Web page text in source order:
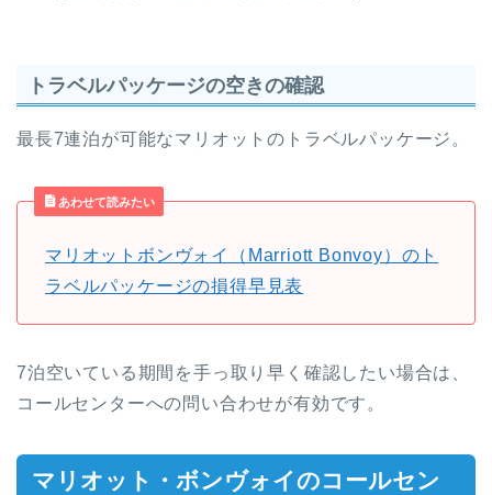
トラベルパッケージの空きの確認
最長7連泊が可能なマリオットのトラベルパッケージ。
あわせて読みたい
マリオットボンヴォイ（Marriott Bonvoy）のト
ラベルパッケージの損得早見表
7泊空いている期間を手っ取り早く確認したい場合は、
コールセンターへの問い合わせが有効です。
マリオット・ボンヴォイのコールセン